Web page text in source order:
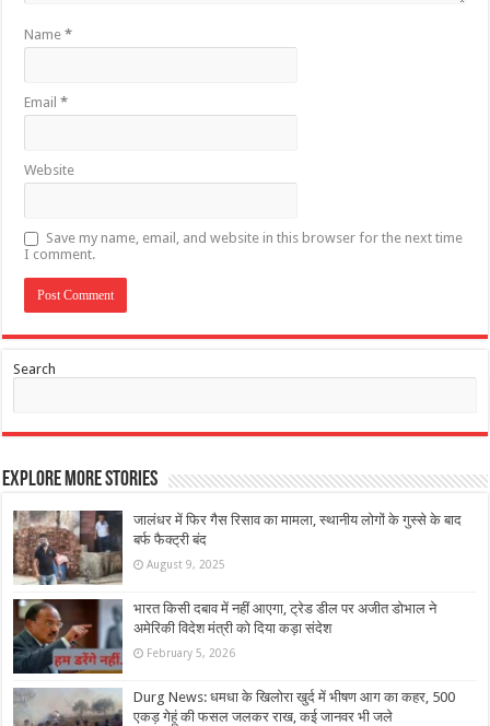
Name*
Email*
Website
Save my name, email, and website in this browser for the next time
I comment.
Search
Explore More Stories
जालंधर में फिर गैस रिसाव का मामला, स्थानीय लोगों के गुस्से के बाद
बर्फ फैक्ट्री बंद
August 9, 2025
भारत किसी दबाव में नहीं आएगा, ट्रेड डील पर अजीत डोभाल ने
अमेरिकी विदेश मंत्री को दिया कड़ा संदेश
February 5, 2026
Durg News: धमधा के खिलोरा खुर्द में भीषण आग का कहर, 500
एकड़ गेहूं की फसल जलकर राख, कई जानवर भी जले